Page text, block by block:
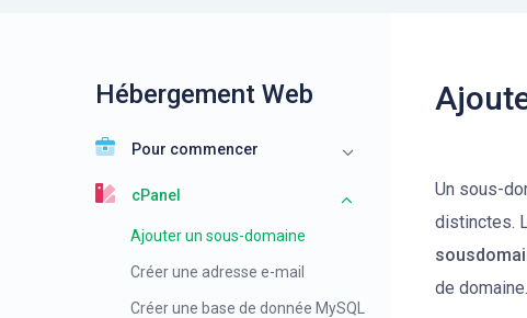
Hébergement Web
Pour commencer
cPanel
Ajouter un sous-domaine
Créer une adresse e-mail
Créer une base de donnée MySQL
Un sous-
distinctes.
de domaine.